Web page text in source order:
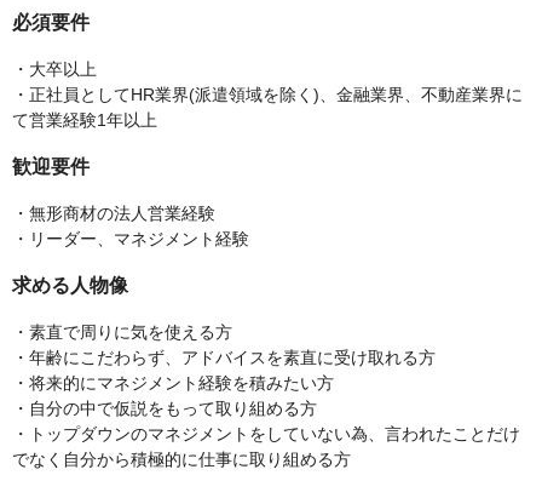
必須要件
・大卒以上
・正社員としてHR業界(派遣領域を除く)、金融業界、不動産業界に
て営業経験1年以上
歓迎要件
・無形商材の法人営業経験
・リーダー、マネジメント経験
求める人物像
・素直で周りに気を使える方
・年齢にこだわらず、アドバイスを素直に受け取れる方
・将来的にマネジメント経験を積みたい方
・自分の中で仮説をもって取り組める方
・トップダウンのマネジメントをしていない為、言われたことだけ
でなく自分から積極的に仕事に取り組める方